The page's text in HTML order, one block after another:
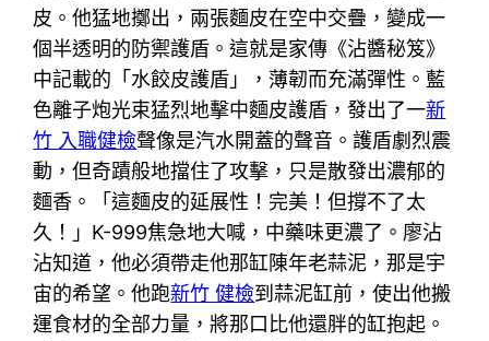
皮。他猛地擲出，兩張麵皮在空中交疊，變成一
個半透明的防禦護盾。這就是家傳《沾醬秘笈》
中記載的「水餃皮護盾」，薄韌而充滿彈性。藍
色離子炮光束猛烈地擊中麵皮護盾，發出了一新
竹 入職健檢聲像是汽水開蓋的聲音。護盾劇烈震
動，但奇蹟般地擋住了攻擊，只是散發出濃郁的
麵香。「這麵皮的延展性！完美！但撐不了太
久！」K-999焦急地大喊，中藥味更濃了。廖沾
沾知道，他必須帶走他那缸陳年老蒜泥，那是宇
宙的希望。他跑新竹 健檢到蒜泥缸前，使出他搬
運食材的全部力量，將那口比他還胖的缸抱起。